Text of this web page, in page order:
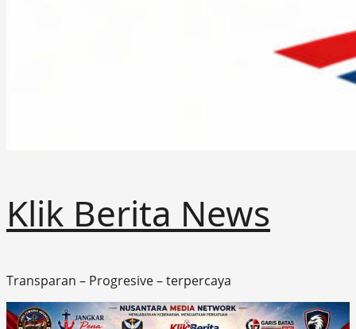
Klik Berita News
Transparan – Progresive – terpercaya